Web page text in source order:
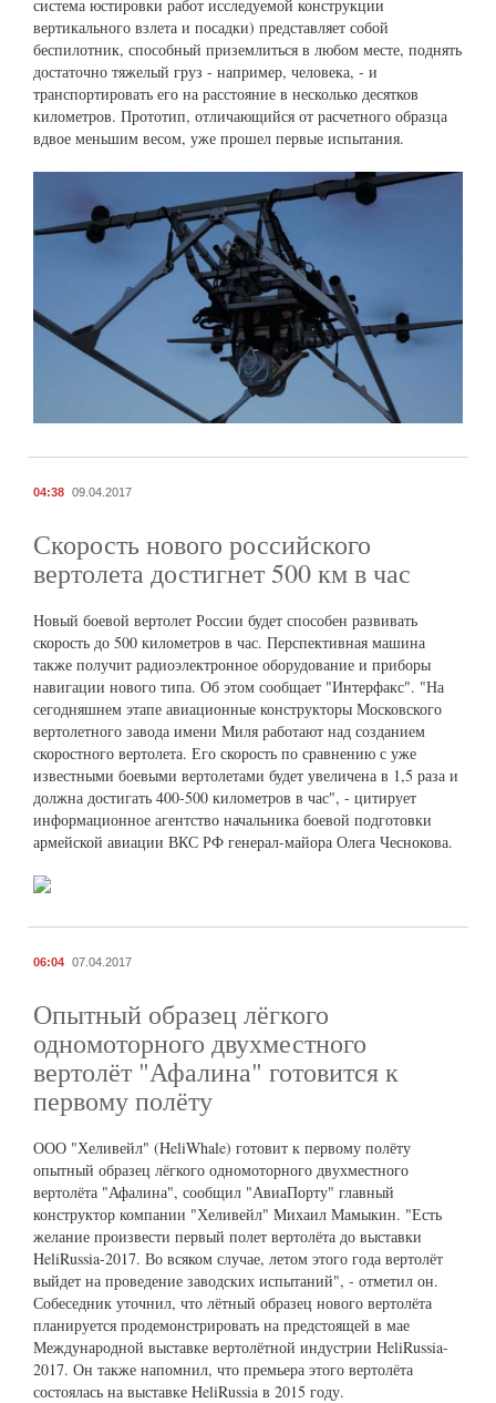
система юстировки работ исследуемой конструкции
вертикального взлета и посадки) представляет собой
беспилотник, способный приземлиться в любом месте, поднять
достаточно тяжелый груз - например, человека, - и
транспортировать его на расстояние в несколько десятков
километров. Прототип, отличающийся от расчетного образца
вдвое меньшим весом, уже прошел первые испытания.
04:38 09.04.2017
Скорость нового российского
вертолета достигнет 500 км в час
Новый боевой вертолет России будет способен развивать
скорость до 500 километров в час. Перспективная машина
также получит радиоэлектронное оборудование и приборы
навигации нового типа. Об этом сообщает "Интерфакс". "На
сегодняшнем этапе авиационные конструкторы Московского
вертолетного завода имени Миля работают над созданием
скоростного вертолета. Его скорость по сравнению с уже
известными боевыми вертолетами будет увеличена в 1,5 раза и
должна достигать 400-500 километров в час", - цитирует
информационное агентство начальника боевой подготовки
армейской авиации ВКС РФ генерал-майора Олега Чеснокова.
06:04 07.04.2017
Опытный образец лёгкого
одномоторного двухместного
вертолёт "Афалина" готовится к
первому полёту
ООО "Хеливейл" (HeliWhale) готовит к первому полёту
опытный образец лёгкого одномоторного двухместного
вертолёта "Афалина", сообщил "АвиаПорту" главный
конструктор компании "Хеливейл" Михаил Мамыкин. "Есть
желание произвести первый полет вертолёта до выставки
HeliRussia-2017. Во всяком случае, летом этого года вертолёт
выйдет на проведение заводских испытаний", - отметил он.
Собеседник уточнил, что лётный образец нового вертолёта
планируется продемонстрировать на предстоящей в мае
Международной выставке вертолётной индустрии HeliRussia-
2017. Он также напомнил, что премьера этого вертолёта
состоялась на выставке HeliRussia в 2015 году.